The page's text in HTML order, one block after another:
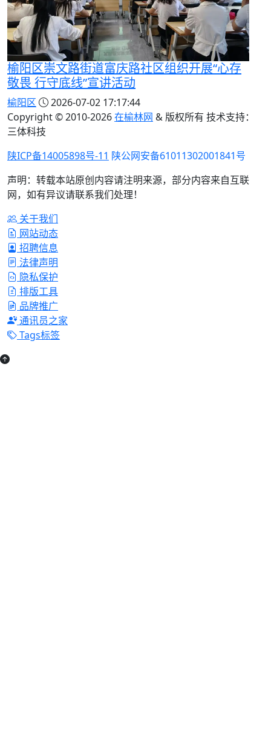
榆阳区崇文路街道富庆路社区组织开展“心存
敬畏 行守底线”宣讲活动
榆阳区
2026-07-02 17:17:44
Copyright © 2010-2026在榆林网 & 版权所有 技术支持：
三体科技
陕ICP备14005898号-11 陕公网安备61011302001841号
声明：转载本站原创内容请注明来源，部分内容来自互联
网，如有异议请联系我们处理！
关于我们
网站动态
招聘信息
法律声明
隐私保护
排版工具
品牌推广
通讯员之家
Tags标签